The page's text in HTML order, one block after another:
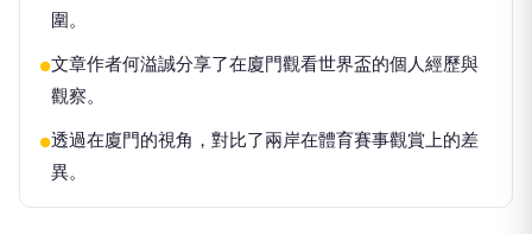
圍。
●文章作者何溢誠分享了在廈門觀看世界盃的個人經歷與
觀察。
●透過在廈門的視角，對比了兩岸在體育賽事觀賞上的差
異。